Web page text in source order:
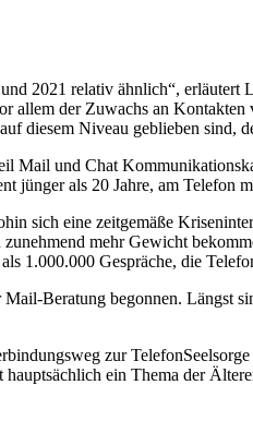
2021 relativ ähnlich“,
allem der Zuwachs an
diesem Niveau geblieben sind,
Mail und Chat
jünger als 20 Jahre, am Telefon
sich eine zeitgemäße
mehr Gewicht
1.000.000 Gespräche, die
Beratung begonnen. Längst
zur
hauptsächlich ein Thema der